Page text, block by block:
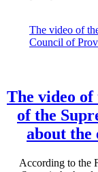
The video of
of the
about
According to the